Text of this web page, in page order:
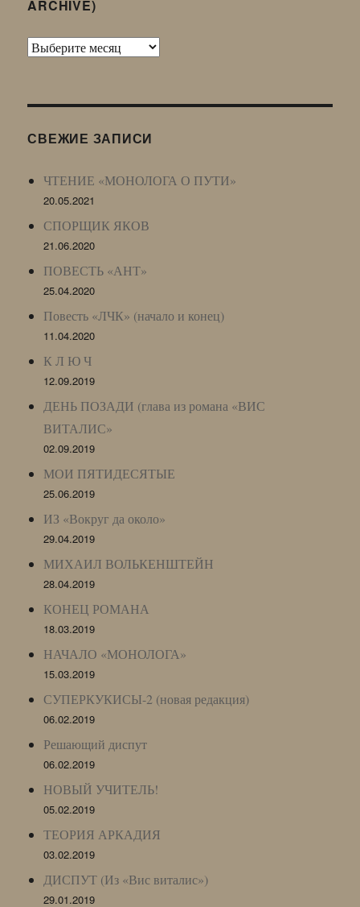
ARCHIVE)
Архив
LJ
СВЕЖИЕ ЗАПИСИ
ЧТЕНИЕ «МОНОЛОГА О ПУТИ»
20.05.2021
СПОРЩИК ЯКОВ
21.06.2020
ПОВЕСТЬ «АНТ»
25.04.2020
Повесть «ЛЧК» (начало и конец)
11.04.2020
К Л Ю Ч
12.09.2019
ДЕНЬ ПОЗАДИ (глава из романа «ВИС
ВИТАЛИС»
02.09.2019
МОИ ПЯТИДЕСЯТЫЕ
25.06.2019
ИЗ «Вокруг да около»
29.04.2019
МИХАИЛ ВОЛЬКЕНШТЕЙН
28.04.2019
КОНЕЦ РОМАНА
18.03.2019
НАЧАЛО «МОНОЛОГА»
15.03.2019
СУПЕРКУКИСЫ-2 (новая редакция)
06.02.2019
Решающий диспут
06.02.2019
НОВЫЙ УЧИТЕЛЬ!
05.02.2019
ТЕОРИЯ АРКАДИЯ
03.02.2019
ДИСПУТ (Из «Вис виталис»)
29.01.2019